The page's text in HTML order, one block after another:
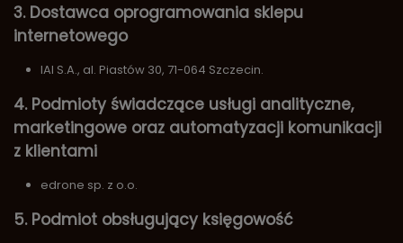
3. Dostawca oprogramowania sklepu
internetowego
IAI S.A., al. Piastów 30, 71-064 Szczecin.
4. Podmioty świadczące usługi analityczne,
marketingowe oraz automatyzacji komunikacji
z klientami
edrone sp. z o.o.
5. Podmiot obsługujący księgowość